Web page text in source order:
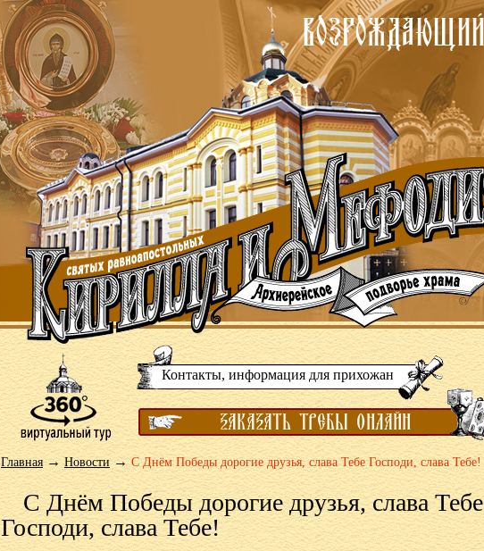
Контакты, информация для прихожан
Главная→Новости→С Днём Победы дорогие друзья, слава Тебе Господи, слава Тебе!
С Днём Победы дорогие друзья, слава Тебе
Господи, слава Тебе!